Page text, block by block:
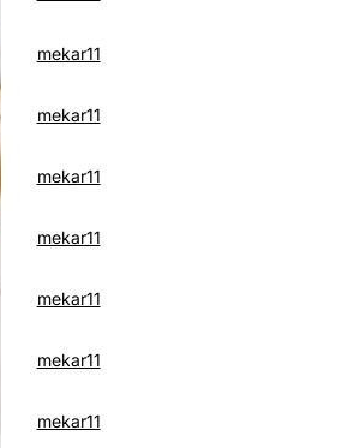
mekar11
mekar11
mekar11
mekar11
mekar11
mekar11
mekar11